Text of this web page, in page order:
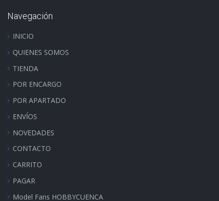
Navegación
INICIO
QUIENES SOMOS
TIENDA
POR ENCARGO
POR APARTADO
ENVÍOS
NOVEDADES
CONTACTO
CARRITO
PAGAR
Model Fans HOBBYCUENCA